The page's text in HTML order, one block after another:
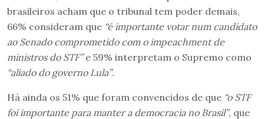
brasileiros acham que o tribunal tem poder demais,
66% consideram que “é importante votar num candidato
ao Senado comprometido com o impeachment de
ministros do STF”e 59% interpretam o Supremo como
“aliado do governo Lula”.
Há ainda os 51% que foram convencidos de que “o STF
foi importante para manter a democracia no Brasil”, que